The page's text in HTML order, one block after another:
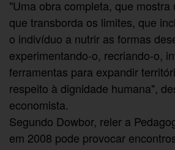
"Uma obra completa, que mostra
que transborda os limites, que
o indivíduo a nutrir as formas
experimentando-o, recriando-o,
ferramentas para expandir
respeito à dignidade humana",
economista.
Segundo Dowbor, reler a
em 2008 pode provocar